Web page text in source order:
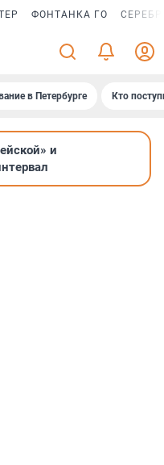
ФОНТАНКА ГО
в Петербурге Кто
и